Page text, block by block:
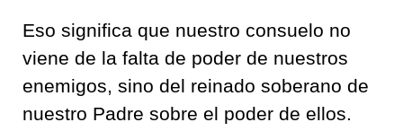
Eso significa que nuestro consuelo no
viene de la falta de poder de nuestros
enemigos, sino del reinado soberano de
nuestro Padre sobre el poder de ellos.